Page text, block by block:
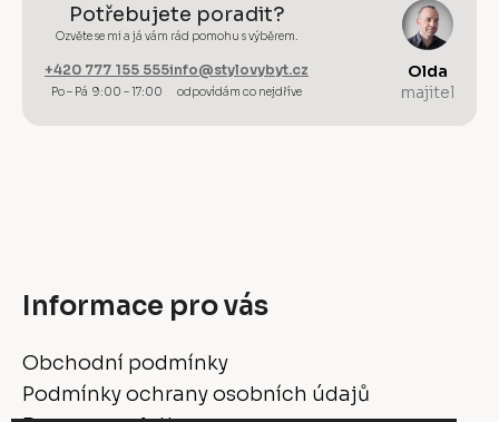
Potřebujete poradit?
Ozvěte se mi a já vám rád pomohu s výběrem.
+420 777 155 555
Po – Pá 9:00 – 17:00
info@stylovybyt.cz
odpovídám co nejdříve
Olda
majitel
Informace pro vás
Obchodní podmínky
Podmínky ochrany osobních údajů